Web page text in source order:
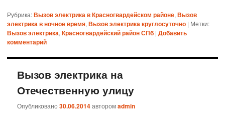
Рубрика:Вызов электрика в Красногвардейском районе,Вызов
электрика в ночное время,Вызов электрика круглосуточно | Метки:
Вызов электрика,Красногвардейский район СПб |Добавить
комментарий
Вызов электрика на
Отечественную улицу
Опубликовано30.06.2014авторомadmin